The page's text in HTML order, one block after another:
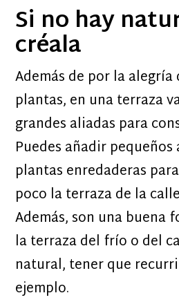
Si no hay
créala
Además de por la
plantas, en una terraza
grandes aliadas para
Puedes añadir
plantas enredaderas
poco la terraza de la
Además, son una buena
la terraza del frío o del
natural, tener que
ejemplo.